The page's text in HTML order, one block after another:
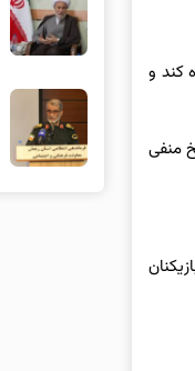
کند و
منفی